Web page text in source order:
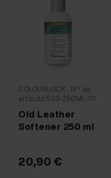
COLOURLOCK · Nº de
artículo 533-250ML-01
Old Leather
Softener 250 ml
20,90 €